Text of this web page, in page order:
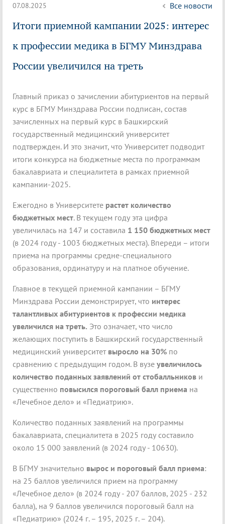
07.08.2025 Все новости
Итоги приемной кампании 2025: интерес
к профессии медика в БГМУ Минздрава
России увеличился на треть
Главный приказ о зачислении абитуриентов на первый
курс в БГМУ Минздрава России подписан, состав
зачисленных на первый курс в Башкирский
государственный медицинский университет
подтвержден. И это значит, что Университет подводит
итоги конкурса на бюджетные места по программам
бакалавриата и специалитета в рамках приемной
кампании-2025.
Ежегодно в Университете растет количество
бюджетных мест. В текущем году эта цифра
увеличилась на 147 и составила 1 150 бюджетных мест
(в 2024 году - 1003 бюджетных места). Впереди – итоги
приема на программы средне-специального
образования, ординатуру и на платное обучение.
Главное в текущей приемной кампании – БГМУ
Минздрава России демонстрирует, что интерес
талантливых абитуриентов к профессии медика
увеличился на треть. Это означает, что число
желающих поступить в Башкирский государственный
медицинский университет выросло на 30% по
сравнению с предыдущим годом. В вузе увеличилось
количество поданных заявлений от стобалльников и
существенно повысился пороговый балл приема на
«Лечебное дело» и «Педиатрию».
Количество поданных заявлений на программы
бакалавриата, специалитета в 2025 году составило
около 15 000 заявлений (в 2024 году - 10630).
В БГМУ значительно вырос и пороговый балл приема:
на 25 баллов увеличился прием на программу
«Лечебное дело» (в 2024 году - 207 баллов, 2025 - 232
балла), на 9 баллов увеличился пороговый балл на
«Педиатрию» (2024 г. – 195, 2025 г. – 204).